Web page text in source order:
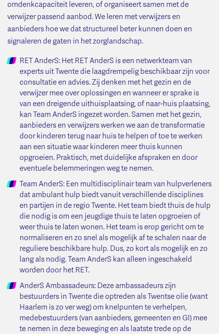
omdenkcapaciteit leveren, of organiseert samen met de
verwijzer passend aanbod. We leren met verwijzers en
aanbieders hoe we dat structureel beter kunnen doen en
signaleren de gaten in het zorglandschap.
RET AnderS: Het RET AnderS is een netwerkteam van
experts uit Twente die laagdrempelig beschikbaar zijn voor
consultatie en advies. Zij denken met het gezin en de
verwijzer mee over oplossingen en wanneer er sprake is
van een dreigende uithuisplaatsing, of naar-huis plaatsing,
kan Team AnderS ingezet worden. Samen met het gezin,
aanbieders en verwijzers werken we aan de transformatie
door kinderen terug naar huis te helpen of toe te werken
aan een situatie waar kinderen meer thuis kunnen
opgroeien. Praktisch, met duidelijke afspraken en door
eventuele belemmeringen weg te nemen.
Team AnderS: Een multidisciplinair team van hulpverleners
dat ambulant hulp biedt vanuit verschillende disciplines
en partijen in de regio Twente. Het team biedt thuis de hulp
die nodig is om een jeugdige thuis te laten opgroeien of
weer thuis te laten wonen. Het team is erop gericht om te
normaliseren en zo snel als mogelijk af te schalen naar de
reguliere beschikbare hulp. Dus, zo kort als mogelijk en zo
lang als nodig. Team AnderS kan alleen ingeschakeld
worden door het RET.
AnderS Ambassadeurs: Deze ambassadeurs zijn
bestuurders in Twente die optreden als Twentse olie (want
Haarlem is zo ver weg) om knelpunten te verhelpen,
medebestuurders (van aanbieders, gemeenten en GI) mee
te nemen in deze beweging en als laatste trede op de